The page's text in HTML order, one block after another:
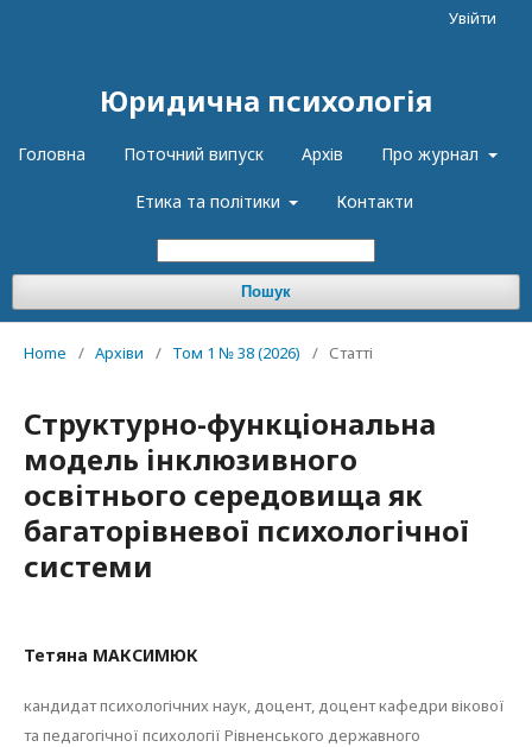
Юридична психологія
Головна Поточний випуск Архів Про журнал
Етика та політики Контакти
Пошук
Увійти
Home / Архіви / Том 1 № 38 (2026) / Статті
Структурно-функціональна
модель інклюзивного
освітнього середовища як
багаторівневої психологічної
системи
Тетяна МАКСИМЮК
кандидат психологічних наук, доцент, доцент кафедри вікової
та педагогічної психології Рівненського державного